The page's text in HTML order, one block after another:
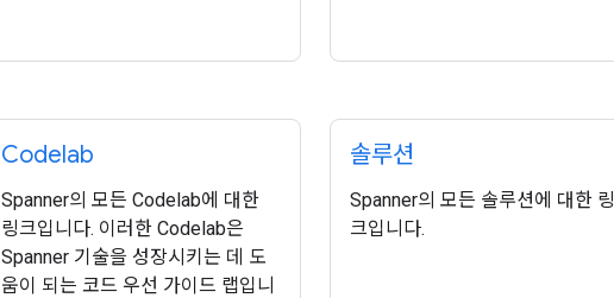
Codelab
Spanner의 모든 Codelab에 대한
링크입니다. 이러한 Codelab은
Spanner 기술을 성장시키는 데 도
움이 되는 코드 우선 가이드 랩입니
솔루션
Spanner의 모든 솔루션에 대한 링
크입니다.